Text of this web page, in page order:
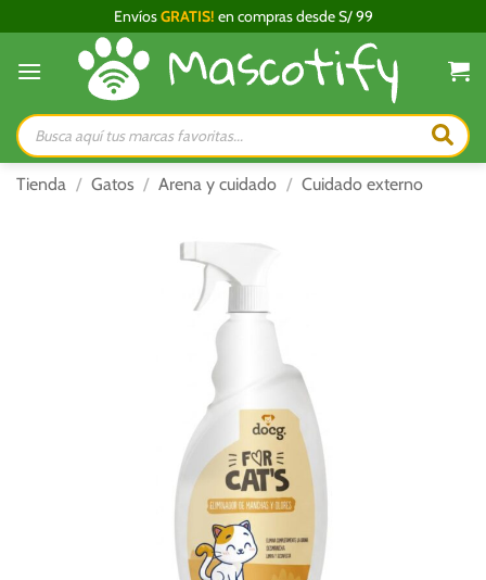
al
contenido
EnvíosGRATIS! en compras desde S/ 99
Búsqueda
de
productos
Tienda / Gatos / Arena y cuidado / Cuidado externo